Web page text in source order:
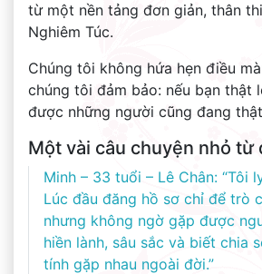
từ một nền tảng đơn giản, thân
Nghiêm Túc.
Chúng tôi không hứa hẹn điều
chúng tôi đảm bảo: nếu bạn thật
được những người cũng đang
Một vài câu chuyện nhỏ từ
Minh – 33 tuổi – Lê Chân: “Tôi
Lúc đầu đăng hồ sơ chỉ để trò
nhưng không ngờ gặp được
hiền lành, sâu sắc và biết chia
tính gặp nhau ngoài đời.”